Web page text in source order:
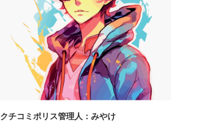
クチコミポリス管理人：みやけ